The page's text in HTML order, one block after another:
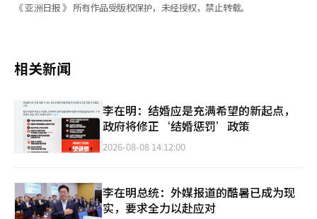
《 亚洲日报 》 所有作品受版权保护，未经授权，禁止转载。
相关新闻
李在明：结婚应是充满希望的新起点，
政府将修正‘结婚惩罚’政策
2026-08-08 14:12:00
李在明总统：外媒报道的酷暑已成为现
实，要求全力以赴应对